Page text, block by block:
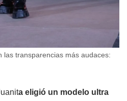
las transparencias más audaces:
a eligió un modelo ultra